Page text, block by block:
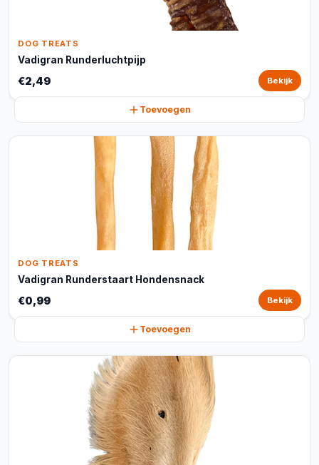
DOG TREATS
Vadigran Runderluchtpijp
€2,49 Bekijk
Toevoegen
DOG TREATS
Vadigran Runderstaart Hondensnack
€0,99 Bekijk
Toevoegen